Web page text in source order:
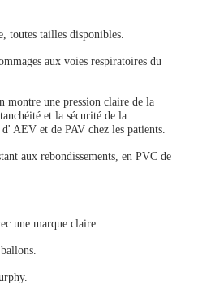
toutes tailles disponibles.
aux voies respiratoires du
montre une pression claire de la
et la sécurité de la
AEV et de PAV chez les patients.
aux rebondissements, en PVC de
une marque claire.